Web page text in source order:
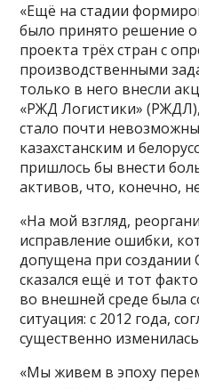
«Ещё на стадии
было принято решение
проекта трёх стран с
производственными
только в него внесли
«РЖД Логистики»
стало почти
казахстанским и
пришлось бы внести
активов, что, конечно,
«На мой взгляд,
исправление ошибки,
допущена при
сказался ещё и тот
во внешней среде была
ситуация: с 2012 года,
существенно
«Мы живем в эпоху